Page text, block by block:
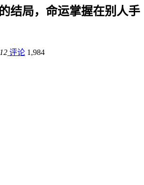
结局，命运掌握在别人手
评论 1,984